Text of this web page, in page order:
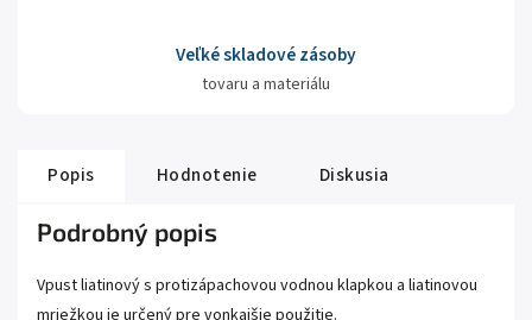
Veľké skladové zásoby
tovaru a materiálu
Popis Hodnotenie Diskusia
Podrobný popis
Vpust liatinový s protizápachovou vodnou klapkou a liatinovou
mriežkou je určený pre vonkajšie použitie.